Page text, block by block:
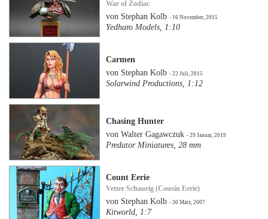
War of Zodiac
von Stephan Kolb- 16 November, 2015
Yedharo Models, 1:10
Carmen
von Stephan Kolb- 22 Juli, 2015
Solarwind Productions, 1:12
Chasing Hunter
von Walter Gagawczuk- 29 Januar, 2019
Predator Miniatures, 28 mm
Count Eerie
Vetter Schaurig (Cousin Eerie)
von Stephan Kolb- 30 März, 2007
Kitworld, 1:7